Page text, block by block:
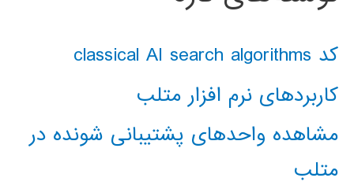
کد classical AI search algorithms
کاربردهای نرم افزار متلب
مشاهده واحدهای پشتیبانی شونده در
متلب